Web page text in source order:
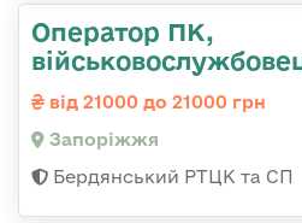
Оператор ПК,
від 21000 до 21000 грн
Запоріжжя
Бердянський РТЦК та СП